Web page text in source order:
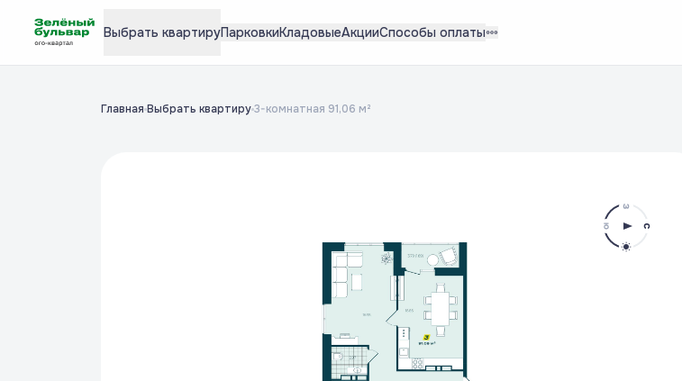
Выбрать квартируПарковкиКладовыеАкцииСпособы оплаты
Главная Выбрать квартиру3-комнатная 91,06 м²